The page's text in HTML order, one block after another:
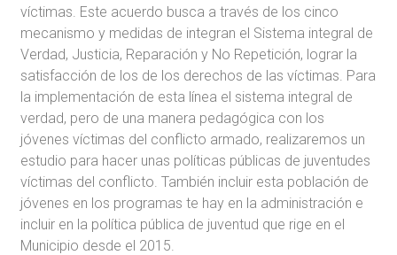
víctimas. Este acuerdo busca a través de los cinco
mecanismo y medidas de integran el Sistema integral de
Verdad, Justicia, Reparación y No Repetición, lograr la
satisfacción de los de los derechos de las víctimas. Para
la implementación de esta línea el sistema integral de
verdad, pero de una manera pedagógica con los
jóvenes víctimas del conflicto armado, realizaremos un
estudio para hacer unas políticas públicas de juventudes
víctimas del conflicto. También incluir esta población de
jóvenes en los programas te hay en la administración e
incluir en la política pública de juventud que rige en el
Municipio desde el 2015.